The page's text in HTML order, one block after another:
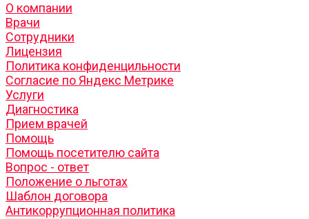
О компании
Врачи
Сотрудники
Лицензия
Политика конфиденцильности
Согласие по Яндекс Метрике
Услуги
Диагностика
Прием врачей
Помощь
Помощь посетителю сайта
Вопрос - ответ
Положение о льготах
Шаблон договора
Антикоррупционная политика